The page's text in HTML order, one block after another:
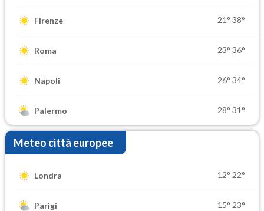
Firenze 21° 38°
Roma 23° 36°
Napoli 26° 34°
Palermo 28° 31°
Meteo città europee
Londra 12° 22°
Parigi 15° 23°